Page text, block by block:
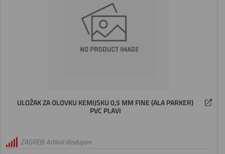
ULOŽAK ZA OLOVKU KEMIJSKU 0,5 MM FINE (ALA PARKER)
PVC PLAVI
ZAGREB: Artikal dostupan